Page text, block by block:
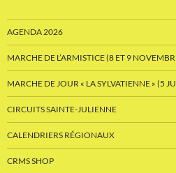
AGENDA 2026
MARCHE DE L’ARMISTICE (8 ET 9
MARCHE DE JOUR « LA SYLVATIENNE » (5
CIRCUITS SAINTE-JULIENNE
CALENDRIERS RÉGIONAUX
CRMS SHOP